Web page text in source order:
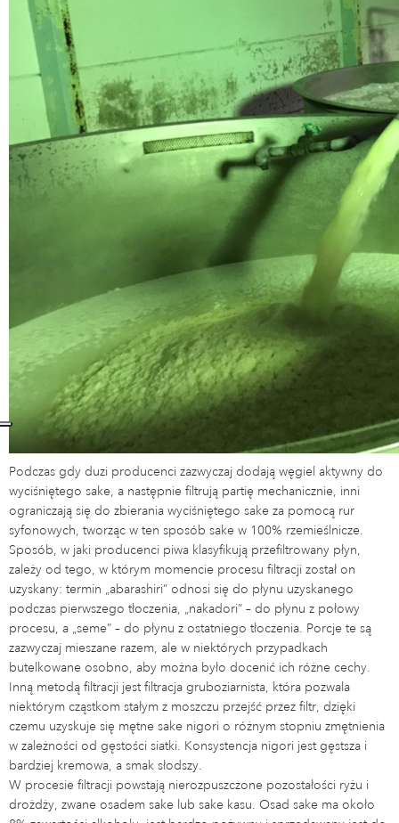
Podczas gdy duzi producenci zazwyczaj dodają węgiel aktywny do
wyciśniętego sake, a następnie filtrują partię mechanicznie, inni
ograniczają się do zbierania wyciśniętego sake za pomocą rur
syfonowych, tworząc w ten sposób sake w 100% rzemieślnicze.
Sposób, w jaki producenci piwa klasyfikują przefiltrowany płyn,
zależy od tego, w którym momencie procesu filtracji został on
uzyskany: termin „abarashiri” odnosi się do płynu uzyskanego
podczas pierwszego tłoczenia, „nakadori” – do płynu z połowy
procesu, a „seme” – do płynu z ostatniego tłoczenia. Porcje te są
zazwyczaj mieszane razem, ale w niektórych przypadkach
butelkowane osobno, aby można było docenić ich różne cechy.
Inną metodą filtracji jest filtracja gruboziarnista, która pozwala
niektórym cząstkom stałym z moszczu przejść przez filtr, dzięki
czemu uzyskuje się mętne sake nigori o różnym stopniu zmętnienia
w zależności od gęstości siatki. Konsystencja nigori jest gęstsza i
bardziej kremowa, a smak słodszy.
W procesie filtracji powstają nierozpuszczone pozostałości ryżu i
drożdży, zwane osadem sake lub sake kasu. Osad sake ma około